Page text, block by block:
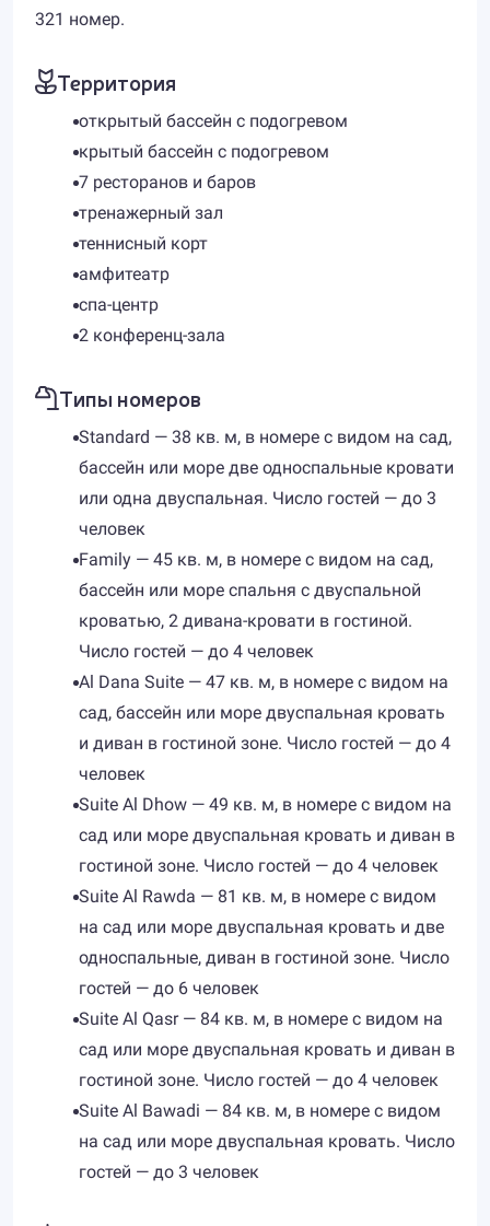
321 номер.
Территория
открытый бассейн с подогревом
крытый бассейн с подогревом
7 ресторанов и баров
тренажерный зал
теннисный корт
амфитеатр
спа-центр
2 конференц-зала
Типы номеров
Standard — 38 кв. м, в номере с видом на сад,
бассейн или море две односпальные кровати
или одна двуспальная. Число гостей — до 3
человек
Family — 45 кв. м, в номере с видом на сад,
бассейн или море спальня с двуспальной
кроватью, 2 дивана-кровати в гостиной.
Число гостей — до 4 человек
Al Dana Suite — 47 кв. м, в номере с видом на
сад, бассейн или море двуспальная кровать
и диван в гостиной зоне. Число гостей — до 4
человек
Suite Al Dhow — 49 кв. м, в номере с видом на
сад или море двуспальная кровать и диван в
гостиной зоне. Число гостей — до 4 человек
Suite Al Rawda — 81 кв. м, в номере с видом
на сад или море двуспальная кровать и две
односпальные, диван в гостиной зоне. Число
гостей — до 6 человек
Suite Al Qasr — 84 кв. м, в номере с видом на
сад или море двуспальная кровать и диван в
гостиной зоне. Число гостей — до 4 человек
Suite Al Bawadi — 84 кв. м, в номере с видом
на сад или море двуспальная кровать. Число
гостей — до 3 человек